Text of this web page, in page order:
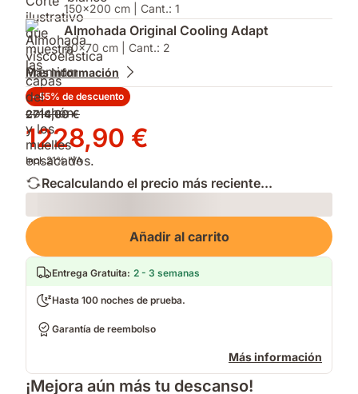
150x200 cm | Cant.: 1
Almohada Original Cooling Adapt
40x70 cm | Cant.: 2
Más información
- 55% de descuento
Precio
original
2714,00 €
2714,00 €
Precio
1228,90 €
1228,90 €
Incl. 21% IVA
Recalculando el precio más reciente...
Loading
Añadir al carrito
Entrega Gratuita: 2 - 3 semanas
Hasta 100 noches de prueba.
Garantía de reembolso
Más información
¡Mejora aún más tu descanso!